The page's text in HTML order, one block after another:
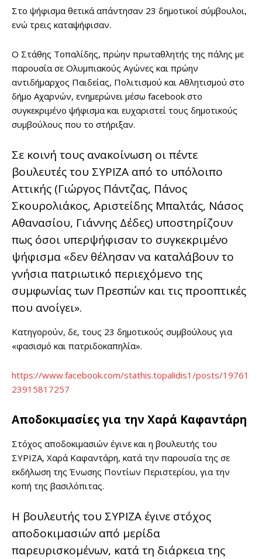
Στο ψήφισμα θετικά απάντησαν 23 δημοτικοί σύμβουλοι,
ενώ τρεις καταψήφισαν.
Ο Στάθης Τοπαλίδης, πρώην πρωταθλητής της πάλης με
παρουσία σε Ολυμπιακούς Αγώνες και πρώην
αντιδήμαρχος Παιδείας, Πολιτισμού και Αθλητισμού στο
δήμο Αχαρνών, ενημερώνει μέσω facebook στο
συγκεκριμένο ψήφισμα και ευχαριστεί τους δημοτικούς
συμβούλους που το στήριξαν.
Σε κοινή τους ανακοίνωση οι πέντε
βουλευτές του ΣΥΡΙΖΑ από το υπόλοιπο
Αττικής (Γιώργος Πάντζας, Πάνος
Σκουρολιάκος, Αριστείδης Μπαλτάς, Νάσος
Αθανασίου, Γιάννης Δέδες) υποστηρίζουν
πως όσοι υπερψήφισαν το συγκεκριμένο
ψήφισμα «δεν θέλησαν να καταλάβουν το
γνήσια πατριωτικό περιεχόμενο της
συμφωνίας των Πρεσπών και τις προοπτικές
που ανοίγει».
Κατηγορούν, δε, τους 23 δημοτικούς συμβούλους για
«φασισμό και πατριδοκαπηλία».
https://www.facebook.com/stathis.topalidis1/posts/19761
23915817257
Αποδοκιμασίες για την Χαρά Καφαντάρη
Στόχος αποδοκιμασιών έγινε και η βουλευτής του
ΣΥΡΙΖΑ, Χαρά Καφαντάρη, κατά την παρουσία της σε
εκδήλωση της Ένωσης Ποντίων Περιστερίου, για την
κοπή της βασιλόπιτας.
Η βουλευτής του ΣΥΡΙΖΑ έγινε στόχος
αποδοκιμασιών από μερίδα
παρευρισκομένων, κατά τη διάρκεια της